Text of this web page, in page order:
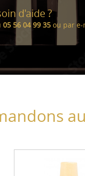
d'aide ?
05 56 04 99 35 ou par e-